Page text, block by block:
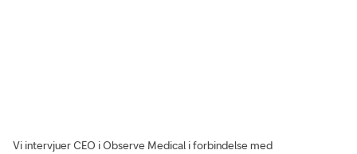
Vi intervjuer CEO i Observe Medical i forbindelse med